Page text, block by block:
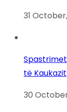
31
të Kaukazit
30